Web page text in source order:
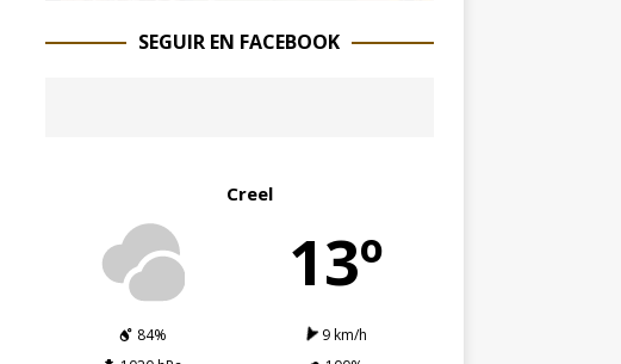
SEGUIR EN FACEBOOK
Creel
13º
84%
9 km/h